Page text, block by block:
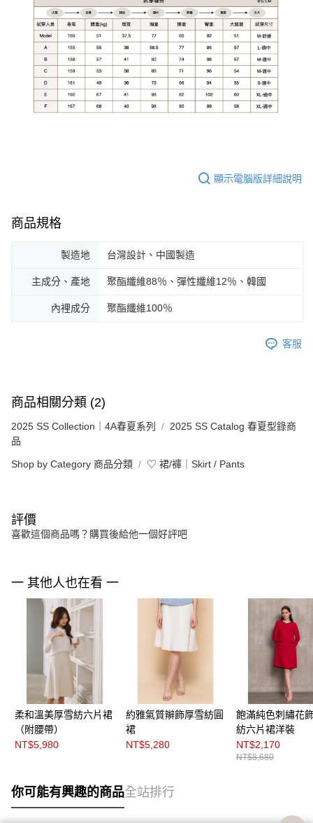
顯示電腦版詳細說明
商品規格
製造地 台灣設計、中國製造
主成分、產地 聚酯纖維88％、彈性纖維12％、韓國
內裡成分 聚酯纖維100％
客服
商品相關分類 (2)
2025 SS Collection｜4A春夏系列
2025 SS Catalog 春夏型錄商
品
Shop by Category 商品分類 ♡ 裙/褲｜Skirt / Pants
評價
喜歡這個商品嗎？購買後給他一個好評吧
一 其他人也在看 一
柔和溫美厚雪紡六片裙
（附腰帶）
NT$5,980
約雅氣質辮飾厚雪紡圓
裙
NT$5,280
飽滿純色刺繡花
紡六片裙洋裝
NT$2,170
NT$8,680
你可能有興趣的商品全站排行